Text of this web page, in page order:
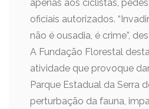
apenas aos ciclistas,
oficiais autorizados.
não é ousadia, é crime”,
A Fundação Florestal
atividade que provoque
Parque Estadual da Serra
perturbação da fauna,